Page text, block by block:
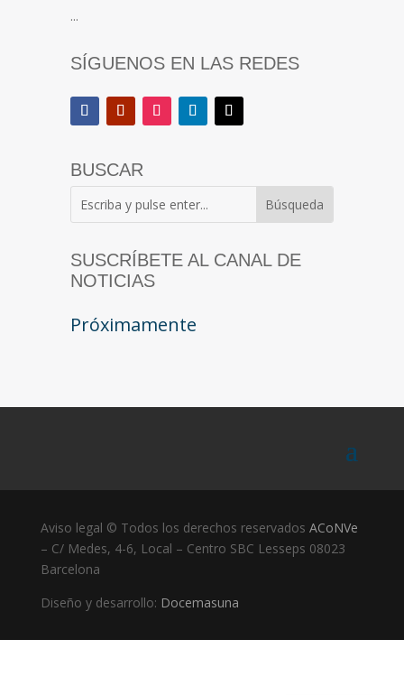
...
SÍGUENOS EN LAS REDES
BUSCAR
SUSCRÍBETE AL CANAL DE
NOTICIAS
Próximamente
Aviso legal © Todos los derechos reservados ACoNVe
– C/ Medes, 4-6, Local – Centro SBC Lesseps 08023
Barcelona
Diseño y desarrollo: Docemasuna